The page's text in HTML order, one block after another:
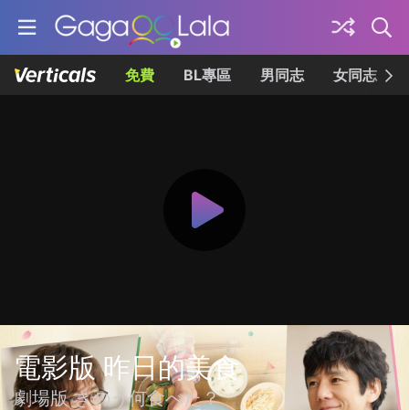
免費 BL專區 男同志 女同志
電影版 昨日的美食
劇場版 きのう何食べた？